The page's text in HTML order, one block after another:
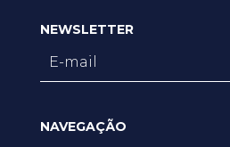
NEWSLETTER
NAVEGAÇÃO